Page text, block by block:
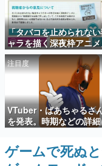
ゲーム
名作ゲー
聞きし、
きます。
赫本
この物語
の形をし
新世代
これから
の姿を追
ゲーム
ゲームに
「タバコを止められな
ャラを描く深夜枠アニ
聴者の一部から批判意
薬物の使用と思しき描
て、BPOが議論を交わす
注目度
VTuber・ばあちゃるさ
を発表。時期などの詳
日15時からの配信で説明
ゲームで死ぬ